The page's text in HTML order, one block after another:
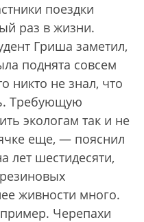
поездки
раз в жизни.
Гриша заметил,
поднята совсем
никто не знал, что
Требующую
экологам так и не
еще, — пояснил
лет шестидесяти,
живности много.
Черепахи